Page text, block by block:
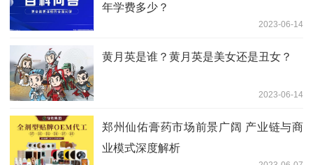
年学费多少？
2023-06-14
黄月英是谁？黄月英是美女还是丑女？
2023-06-14
郑州仙佑膏药市场前景广阔 产业链与商
业模式深度解析